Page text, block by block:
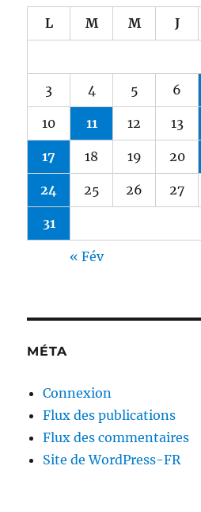
L M M J
3 4 5 6
10 11 12 13
17 18 19 20
24 25 26 27
31
« Fév
MÉTA
Connexion
Flux des publications
Flux des commentaires
Site de WordPress-FR